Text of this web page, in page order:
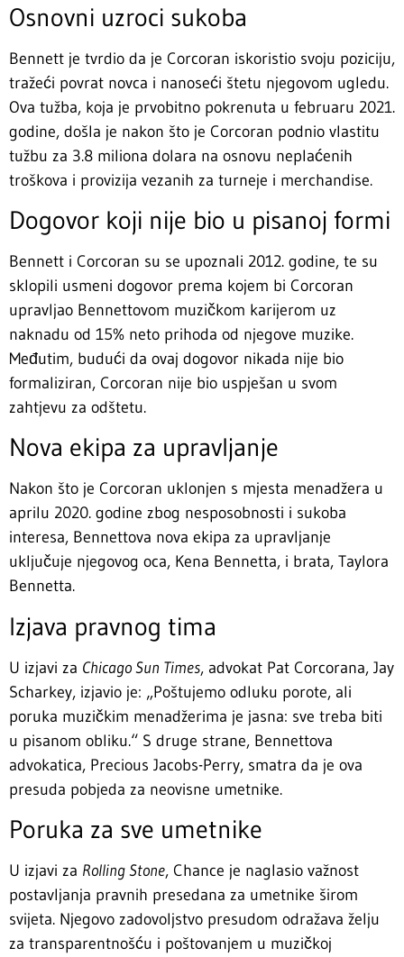
Osnovni uzroci sukoba
Bennett je tvrdio da je Corcoran iskoristio svoju poziciju,
tražeći povrat novca i nanoseći štetu njegovom ugledu.
Ova tužba, koja je prvobitno pokrenuta u februaru 2021.
godine, došla je nakon što je Corcoran podnio vlastitu
tužbu za 3.8 miliona dolara na osnovu neplaćenih
troškova i provizija vezanih za turneje i merchandise.
Dogovor koji nije bio u pisanoj formi
Bennett i Corcoran su se upoznali 2012. godine, te su
sklopili usmeni dogovor prema kojem bi Corcoran
upravljao Bennettovom muzičkom karijerom uz
naknadu od 15% neto prihoda od njegove muzike.
Međutim, budući da ovaj dogovor nikada nije bio
formaliziran, Corcoran nije bio uspješan u svom
zahtjevu za odštetu.
Nova ekipa za upravljanje
Nakon što je Corcoran uklonjen s mjesta menadžera u
aprilu 2020. godine zbog nesposobnosti i sukoba
interesa, Bennettova nova ekipa za upravljanje
uključuje njegovog oca, Kena Bennetta, i brata, Taylora
Bennetta.
Izjava pravnog tima
U izjavi za Chicago Sun Times, advokat Pat Corcorana, Jay
Scharkey, izjavio je: „Poštujemo odluku porote, ali
poruka muzičkim menadžerima je jasna: sve treba biti
u pisanom obliku.“ S druge strane, Bennettova
advokatica, Precious Jacobs-Perry, smatra da je ova
presuda pobjeda za neovisne umetnike.
Poruka za sve umetnike
U izjavi za Rolling Stone, Chance je naglasio važnost
postavljanja pravnih presedana za umetnike širom
svijeta. Njegovo zadovoljstvo presudom odražava želju
za transparentnošću i poštovanjem u muzičkoj